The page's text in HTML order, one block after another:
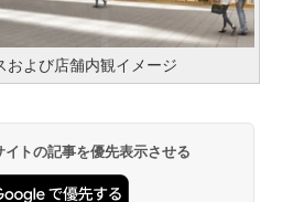
および店舗内観イメージ
トの記事を優先表示させる